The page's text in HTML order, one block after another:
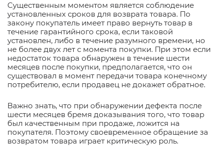
Существенным моментом является соблюдение
установленных сроков для возврата товара. По
закону покупатель имеет право вернуть товар в
течение гарантийного срока, если таковой
установлен, либо в течение разумного времени, но
не более двух лет с момента покупки. При этом если
недостаток товара обнаружен в течение шести
месяцев после покупки, предполагается, что он
существовал в момент передачи товара конечному
потребителю, если продавец не докажет обратное.
Важно знать, что при обнаружении дефекта после
шести месяцев бремя доказывания того, что товар
был качественным при продаже, ложится на
покупателя. Поэтому своевременное обращение за
возвратом товара играет критическую роль.